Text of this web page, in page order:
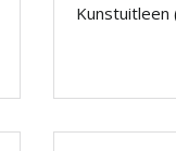
Kunstuitleen